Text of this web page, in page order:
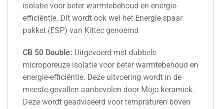
isolatie voor beter warmtebehoud en energie-
efficiëntie. Dit wordt ook wel het Energie spaar
pakket (ESP) van Kittec genoemd
CB 50 Double: Uitgevoerd met dubbele
microporeuze isolatie voor beter warmtebehoud en
energie-efficiëntie. Deze uitvoering wordt in de
meeste gevallen aanbevolen door Mojo keramiek.
Deze wordt geadviseerd voor tempraturen boven